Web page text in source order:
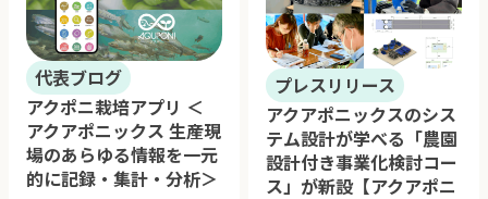
代表ブログ
アクポニ栽培アプリ ＜
アクアポニックス 生産現
場のあらゆる情報を一元
的に記録・集計・分析＞
プレスリリース
アクアポニックスのシス
テム設計が学べる「農園
設計付き事業化検討コー
ス」が新設【アクアポニ